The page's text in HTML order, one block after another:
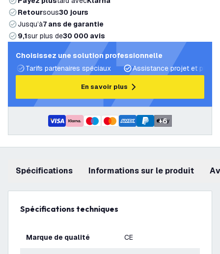
Retoursous30 jours
Jusqu’à7 ans de garantie
9,1sur plus de30 000 avis
Choisissez une solution professionnelle
Tarifs partenaires spéciaux
Assistance projet et plans
En savoir plus
+6
Spécifications Informations sur le produit
Spécifications techniques
Marque de qualité CE